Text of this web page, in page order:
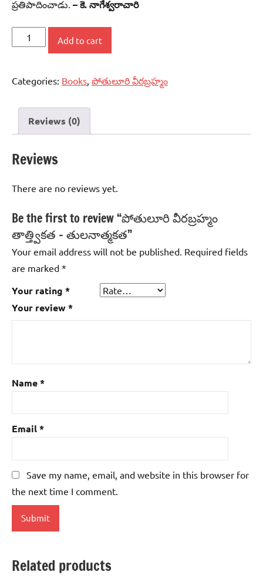
ప్రతిపాదించాడు. – కె. నాగేశ్వరాచారి
పోతులూరి
-
quantity
Add to cart
Categories: Books, పోతులూరి వీరబ్రహ్మం
Reviews (0)
Reviews
There are no reviews yet.
Be the first to review “పోతులూరి వీరబ్రహ్మం
తాత్త్వికత – తులనాత్మకత”
Your email address will not be published. Required fields
are marked *
Your rating *
Your review*
Name*
Email*
Save my name, email, and website in this browser for
the next time I comment.
Related products